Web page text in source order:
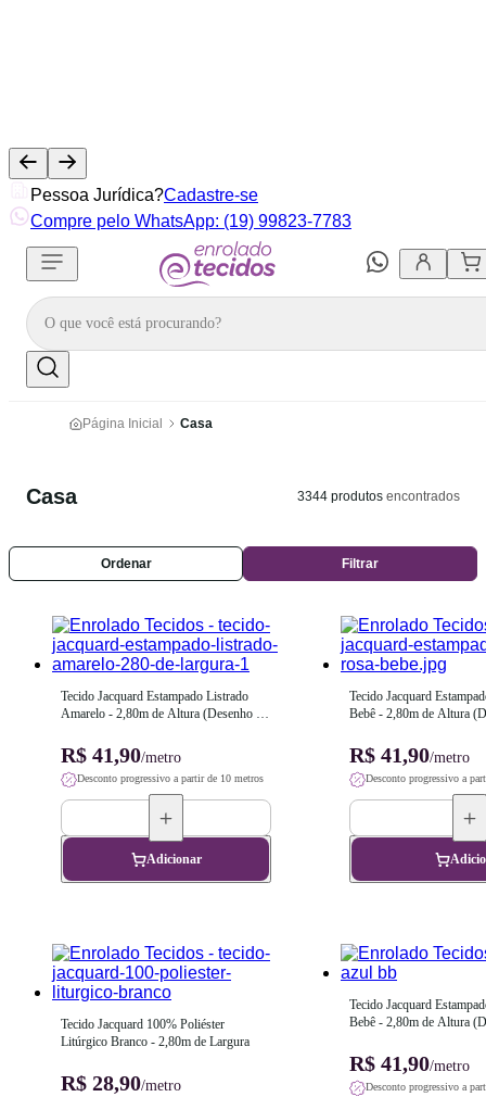
Pessoa Jurídica?Cadastre-se
Compre pelo WhatsApp: (19) 99823-7783
Página Inicial Casa
Casa 3344 produtos encontrados
Ordenar Filtrar
Tecido Jacquard Estampado Listrado
Amarelo - 2,80m de Altura (Desenho
R$ 41,90/metro
Desconto progressivo a partir de 10 metros
Adicionar
Tecido Jacquard
Bebê - 2,80m de Altura
R$ 41,90/metro
Desconto progressivo a
Tecido Jacquard 100% Poliéster
Litúrgico Branco - 2,80m de Largura
R$ 28,90/metro
Tecido Jacquard
Bebê - 2,80m de Altura
R$ 41,90/metro
Desconto progressivo a